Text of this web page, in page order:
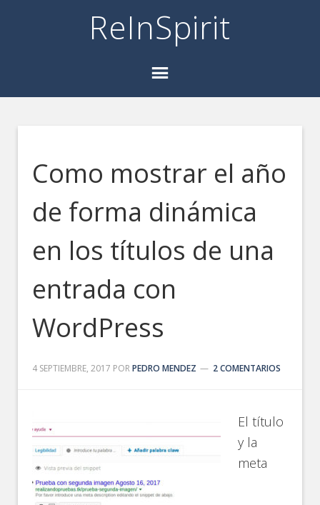
ReInSpirit
Como mostrar el año
de forma dinámica
en los títulos de una
entrada con
WordPress
4 SEPTIEMBRE, 2017 PORPEDRO MENDEZ 2 COMENTARIOS
El título
y la
meta